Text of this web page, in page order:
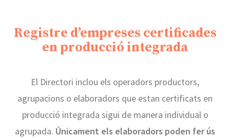
Registre d’empreses certificades
en producció integrada
El Directori inclou els operadors productors,
agrupacions o elaboradors que estan certificats en
producció integrada sigui de manera individual o
agrupada. Únicament els elaboradors poden fer ús